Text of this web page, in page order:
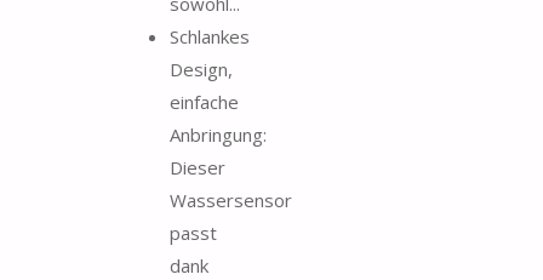
Schlankes
Design,
einfache
Anbringung:
Dieser
Wassersensor
passt
dank